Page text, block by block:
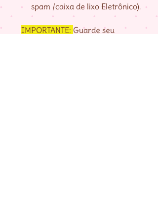
spam /caixa de lixo Eletrônico).
IMPORTANTE: Guarde seu